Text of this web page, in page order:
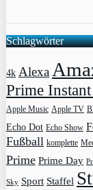
Schlagwörter
4k Alexa
Prime
Apple Music Apple TV
Echo Dot Echo Show
Fußball komplette
Prime Prime Day
Sky Sport Staffel